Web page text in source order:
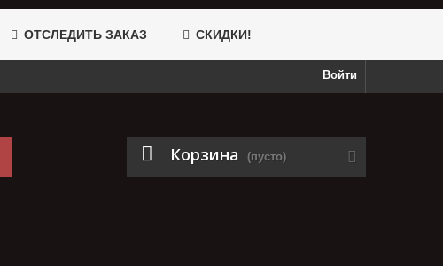
ОТСЛЕДИТЬ ЗАКАЗ СКИДКИ!
Войти
Корзина (пусто)